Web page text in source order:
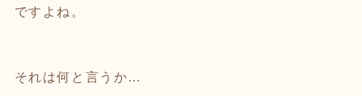
ですよね。
それは何と言うか…